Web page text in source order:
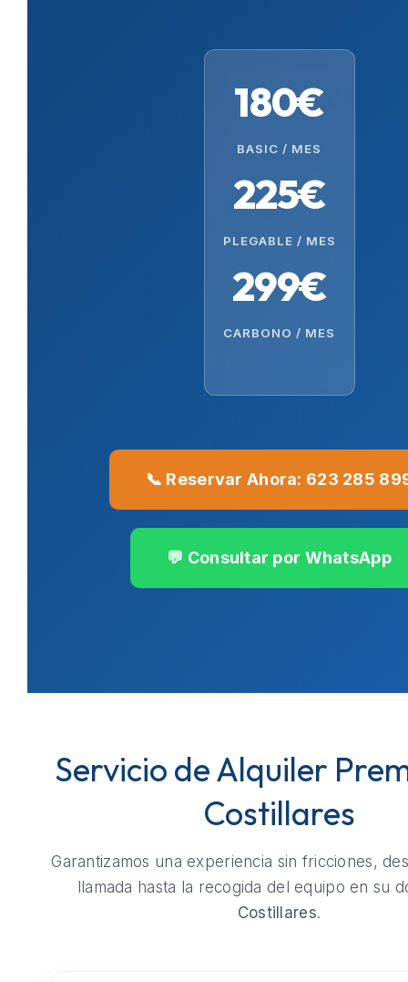
180€
BASIC / MES
225€
PLEGABLE / MES
299€
CARBONO / MES
📞 Reservar Ahora: 623 285
💬 Consultar por WhatsApp
Servicio de Alquiler
Costillares
Garantizamos una experiencia sin fricciones,
llamada hasta la recogida del equipo en su
Costillares.